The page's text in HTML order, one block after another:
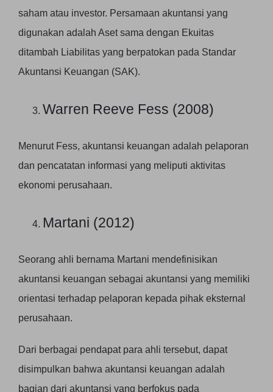
saham atau investor. Persamaan akuntansi yang
digunakan adalah Aset sama dengan Ekuitas
ditambah Liabilitas yang berpatokan pada Standar
Akuntansi Keuangan (SAK).
Warren Reeve Fess (2008)
Menurut Fess, akuntansi keuangan adalah pelaporan
dan pencatatan informasi yang meliputi aktivitas
ekonomi perusahaan.
Martani (2012)
Seorang ahli bernama Martani mendefinisikan
akuntansi keuangan sebagai akuntansi yang memiliki
orientasi terhadap pelaporan kepada pihak eksternal
perusahaan.
Dari berbagai pendapat para ahli tersebut, dapat
disimpulkan bahwa akuntansi keuangan adalah
bagian dari akuntansi yang berfokus pada